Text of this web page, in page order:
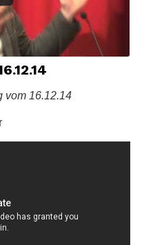
vom 16.12.14